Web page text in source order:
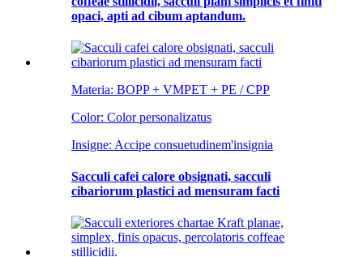
opaci, apti ad cibum aptandum.
Materia: BOPP + VMPET + PE / CPP
Color: Color personalizatus
Insigne: Accipe consuetudinem'insignia
Sacculi cafei calore obsignati, sacculi
cibariorum plastici ad mensuram facti